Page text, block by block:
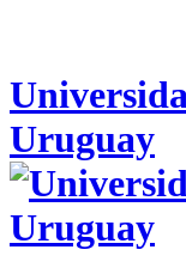
Uruguay